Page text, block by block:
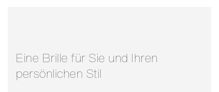
Eine Brille für Sie und Ihren
persönlichen Stil